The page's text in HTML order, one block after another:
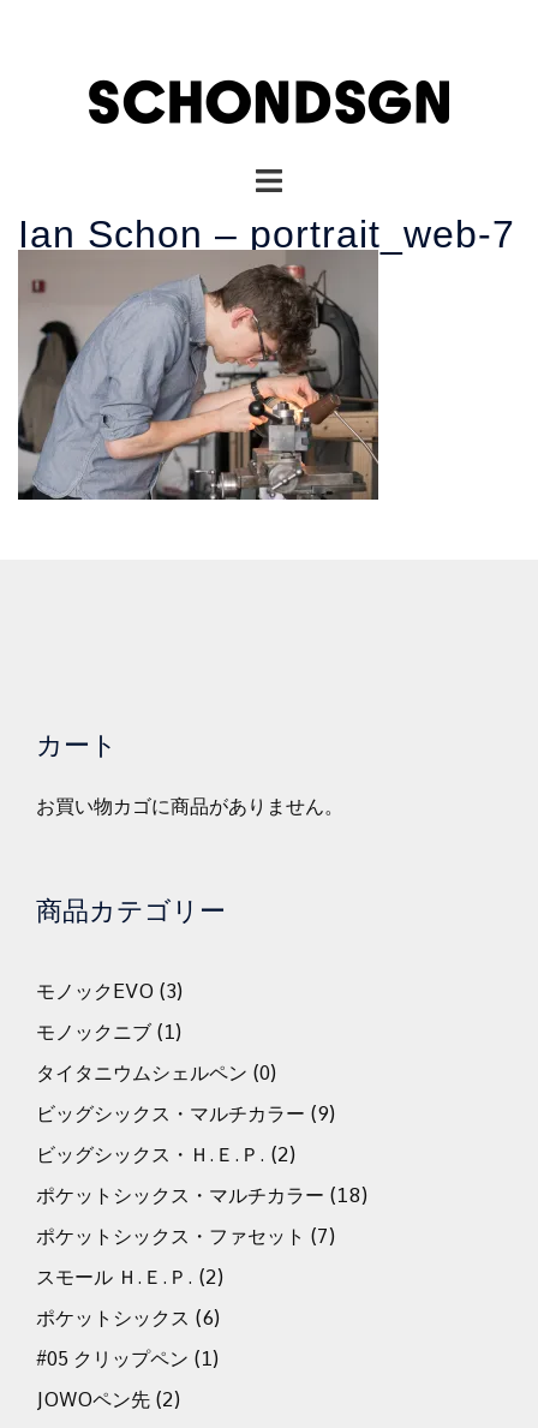
ト
ル
メ
ニ
ュ
ー
Ian Schon – portrait_web-7
カート
お買い物カゴに商品がありません。
商品カテゴリー
モノックEVO (3)
モノックニブ (1)
タイタニウムシェルペン (0)
ビッグシックス・マルチカラー (9)
ビッグシックス・Ｈ.Ｅ.Ｐ. (2)
ポケットシックス・マルチカラー (18)
ポケットシックス・ファセット (7)
スモール Ｈ.Ｅ.Ｐ. (2)
ポケットシックス (6)
#05 クリップペン (1)
JOWOペン先 (2)